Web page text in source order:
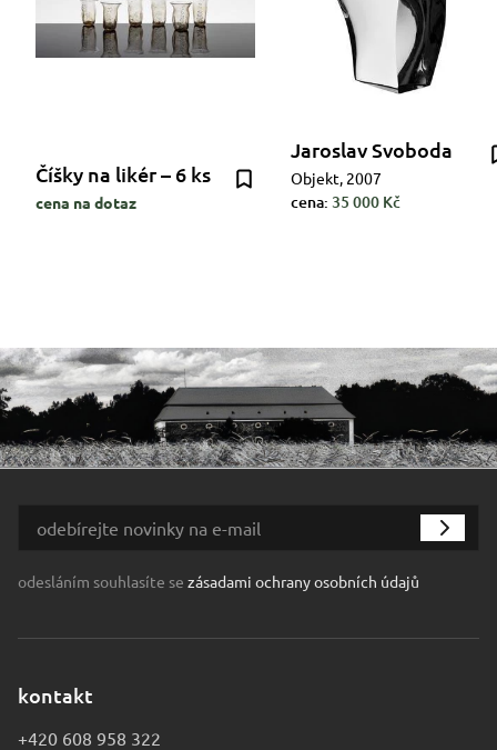
Číšky na likér – 6 ks
cena na dotaz
Jaroslav Svoboda
Objekt, 2007
cena: 35 000 Kč
odesláním souhlasíte se zásadami ochrany osobních údajů
kontakt
+420 608 958 322